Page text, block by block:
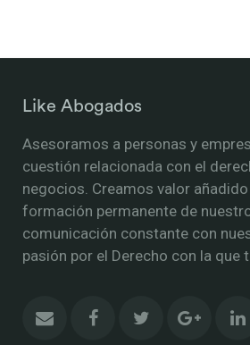
Like Abogados
Asesoramos a personas y
cuestión relacionada con el
negocios. Creamos valor
formación permanente de
comunicación constante con
pasión por el Derecho con la que